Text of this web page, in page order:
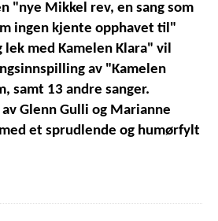
"nye Mikkel rev, en sang som
ingen kjente opphavet til"
lek med Kamelen Klara" vil
av "Kamelen
samt 13 andre sanger.
Glenn Gulli og Marianne
et sprudlende og humørfylt